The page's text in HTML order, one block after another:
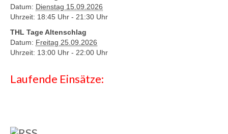
Datum: Dienstag 15.09.2026
Uhrzeit: 18:45 Uhr - 21:30 Uhr
THL Tage Altenschlag
Datum: Freitag 25.09.2026
Uhrzeit: 13:00 Uhr - 22:00 Uhr
Laufende Einsätze: